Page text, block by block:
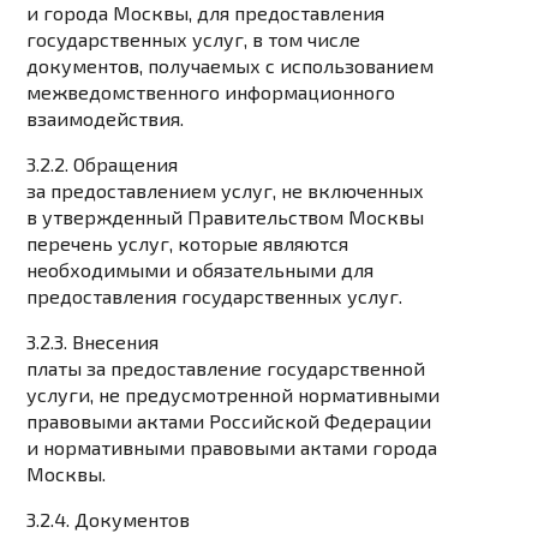
и города Москвы, для предоставления
государственных услуг, в том числе
документов, получаемых с использованием
межведомственного информационного
взаимодействия.
3.2.2. Обращения
за предоставлением услуг, не включенных
в утвержденный Правительством Москвы
перечень услуг, которые являются
необходимыми и обязательными для
предоставления государственных услуг.
3.2.3. Внесения
платы за предоставление государственной
услуги, не предусмотренной нормативными
правовыми актами Российской Федерации
и нормативными правовыми актами города
Москвы.
3.2.4. Документов